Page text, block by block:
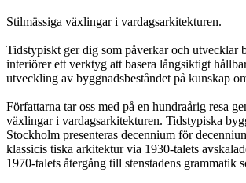
Stilmässiga växlingar i vardagsarkitekturen.
Tidstypiskt ger dig som påverkar och utvecklar
interiörer ett verktyg att basera långsiktigt
utveckling av byggnadsbeståndet på kunskap
Författarna tar oss med på en hundraårig resa
växlingar i vardagsarkitekturen. Tidstypiska
Stockholm presenteras decennium för
klassicis tiska arkitektur via 1930-talets
1970-talets återgång till stenstadens grammatik